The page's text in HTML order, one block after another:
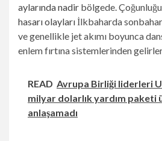
aylarında nadir bölgede. Çoğunluğu
hasarı olaylarıİlkbaharda
ve genellikle jet akımı boyunca
enlem fırtına sistemlerinden
READ Avrupa Birliği liderleri
milyar dolarlık yardım paketi
anlaşamadı